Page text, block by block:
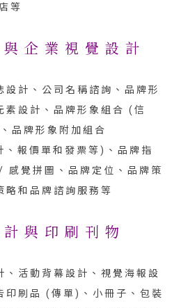
等
企 業 視 覺 設 計
設計、公司名稱諮詢、品牌形
素設計、品牌形象組合 (信
品牌形象附加組合
報價單和發票等)、品牌指
感覺拼圖、品牌定位、品牌策
略和品牌諮詢服務等
與 印 刷 刊 物
、活動背幕設計、視覺海報設
印刷品 (傳單)、小冊子、包裝